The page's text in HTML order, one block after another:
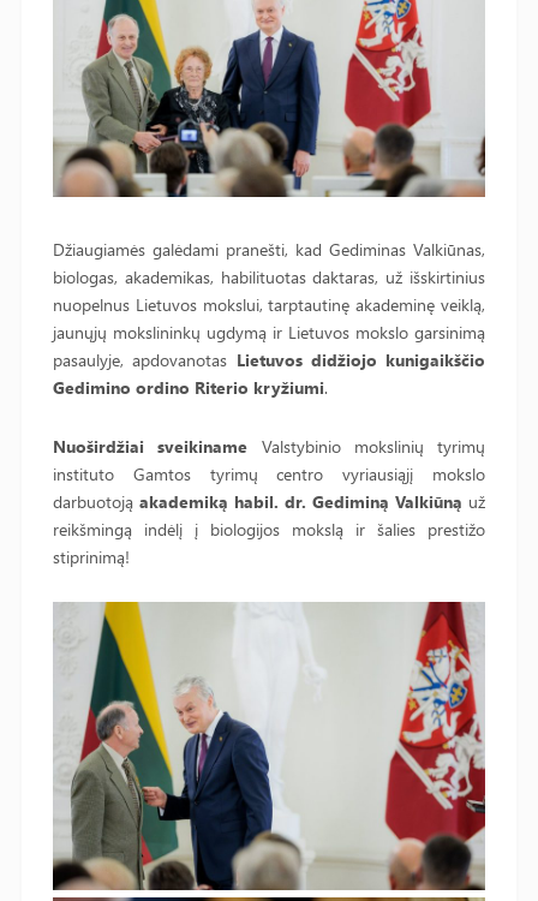
Džiaugiamės galėdami pranešti, kad Gediminas Valkiūnas,
biologas, akademikas, habilituotas daktaras, už išskirtinius
nuopelnus Lietuvos mokslui, tarptautinę akademinę veiklą,
jaunųjų mokslininkų ugdymą ir Lietuvos mokslo garsinimą
pasaulyje, apdovanotas Lietuvos didžiojo kunigaikščio
Gedimino ordino Riterio kryžiumi.
Nuoširdžiai sveikiname Valstybinio mokslinių tyrimų
instituto Gamtos tyrimų centro vyriausiąjį mokslo
darbuotoją akademiką habil. dr. Gediminą Valkiūną už
reikšmingą indėlį į biologijos mokslą ir šalies prestižo
stiprinimą!